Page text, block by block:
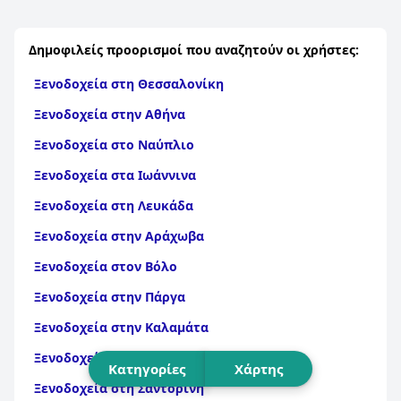
Δημοφιλείς προορισμοί που αναζητούν οι χρήστες:
Ξενοδοχεία στη Θεσσαλονίκη
Ξενοδοχεία στην Αθήνα
Ξενοδοχεία στο Ναύπλιο
Ξενοδοχεία στα Ιωάννινα
Ξενοδοχεία στη Λευκάδα
Ξενοδοχεία στην Αράχωβα
Ξενοδοχεία στον Βόλο
Ξενοδοχεία στην Πάργα
Ξενοδοχεία στην Καλαμάτα
Ξενοδοχεία στην Πάτρα
Ξενοδοχεία στη Σαντορίνη
Κατηγορίες Χάρτης